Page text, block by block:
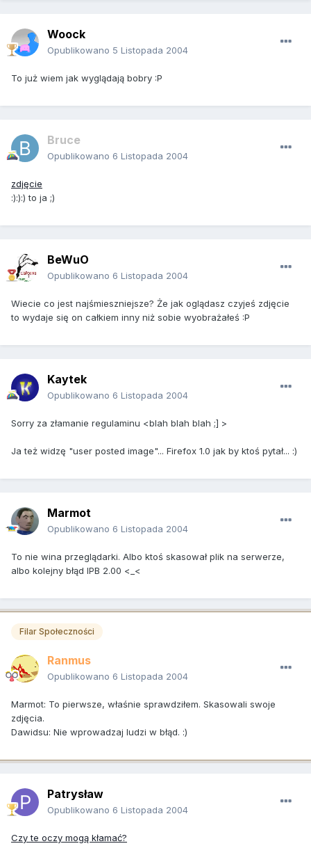
Woock
Opublikowano 5 Listopada 2004
To już wiem jak wyglądają bobry :P
Bruce
Opublikowano 6 Listopada 2004
zdjęcie
:):):) to ja ;)
BeWuO
Opublikowano 6 Listopada 2004
Wiecie co jest najśmieszniejsze? Że jak oglądasz czyjeś zdjęcie
to wydaje się on całkiem inny niż sobie wyobrażałeś :P
Kaytek
Opublikowano 6 Listopada 2004
Sorry za złamanie regulaminu <blah blah blah ;] >
Ja też widzę "user posted image"... Firefox 1.0 jak by ktoś pytał... :)
Marmot
Opublikowano 6 Listopada 2004
To nie wina przeglądarki. Albo ktoś skasował plik na serwerze,
albo kolejny błąd IPB 2.00 <_<
Filar Społeczności
Ranmus
Opublikowano 6 Listopada 2004
Marmot: To pierwsze, właśnie sprawdziłem. Skasowali swoje
zdjęcia.
Dawidsu: Nie wprowadzaj ludzi w błąd. :)
Patrysław
Opublikowano 6 Listopada 2004
Czy te oczy mogą kłamać?